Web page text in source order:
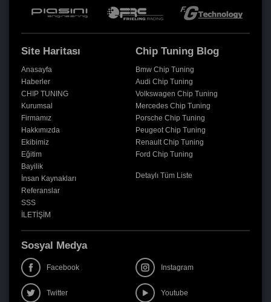
Site Haritası
Anasayfa
Haberler
CHIP TUNING
Kurumsal
Firmamız
Hakkımızda
Ekibimiz
Eğitim
Bayilik
İnsan Kaynakları
Referanslar
SSS
İLETİŞİM
Chip Tuning Blog
Bmw Chip Tuning
Audi Chip Tuning
Volkswagen Chip Tuning
Mercedes Chip Tuning
Porsche Chip Tuning
Peugeot Chip Tuning
Renault Chip Tuning
Ford Chip Tuning
Detaylı Tüm Liste
Sosyal Medya
Facebook Instagram
Twitter Youtube